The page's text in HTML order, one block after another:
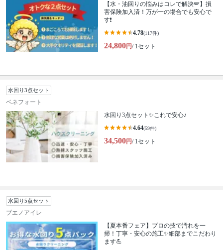
【水・油回りの悩みはコレで解決🪽】損
害保険加入済！万が一の場合でも安心で
す❗️
4.78(117件)
24,800円/ 1セット
水回り3点セット
ベネフォート
水回り3点セット✨これで安心♪
4.64(59件)
34,500円/ 1セット
水回り5点セット
ブエノアイレ
【夏本番フェア】プロの技で汚れを一
掃！丁寧・安心の施工✨細部までこだわり
ます💪